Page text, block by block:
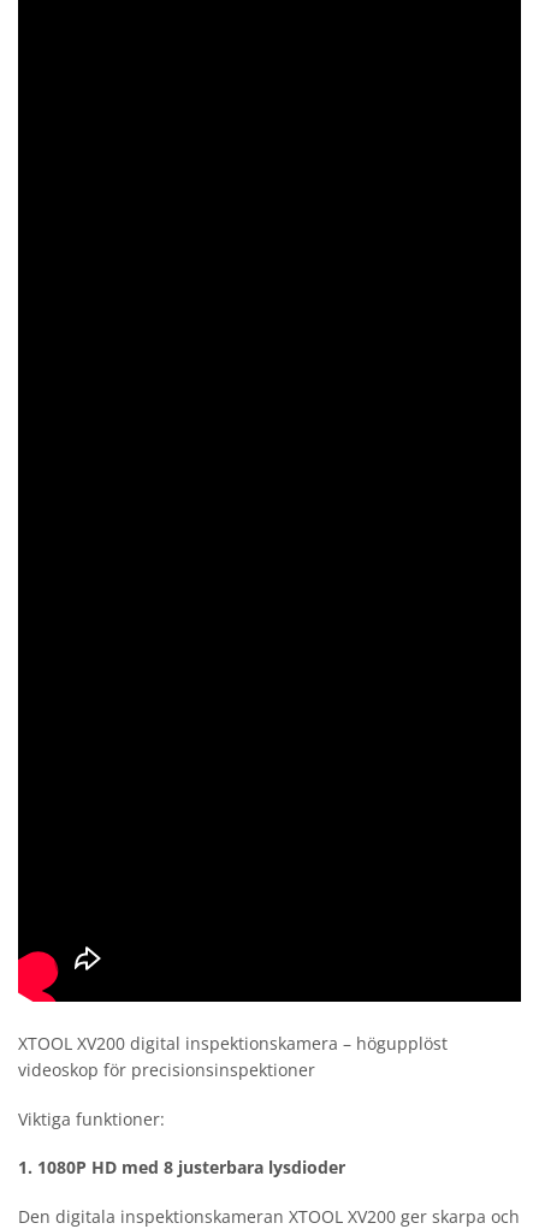
XTOOL XV200 digital inspektionskamera – högupplöst
videoskop för precisionsinspektioner
Viktiga funktioner:
1. 1080P HD med 8 justerbara lysdioder
Den digitala inspektionskameran XTOOL XV200 ger skarpa och